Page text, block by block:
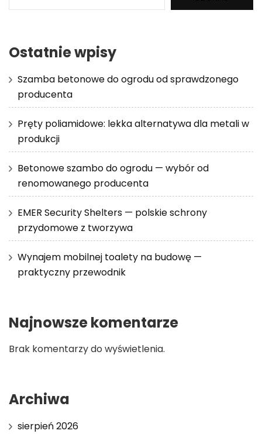
Ostatnie wpisy
Szamba betonowe do ogrodu od sprawdzonego
producenta
Pręty poliamidowe: lekka alternatywa dla metali w
produkcji
Betonowe szambo do ogrodu — wybór od
renomowanego producenta
EMER Security Shelters — polskie schrony
przydomowe z tworzywa
Wynajem mobilnej toalety na budowę —
praktyczny przewodnik
Najnowsze komentarze
Brak komentarzy do wyświetlenia.
Archiwa
sierpień 2026